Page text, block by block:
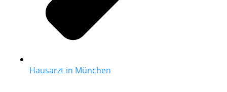
Hausarzt in München